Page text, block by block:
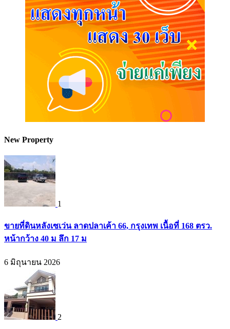
New Property
1
ขายที่ดินหลังเซเว่น ลาดปลาเค้า 66, กรุงเทพ เนื้อที่ 168 ตรว.
หน้ากว้าง 40 ม ลึก 17 ม
6 มิถุนายน 2026
2